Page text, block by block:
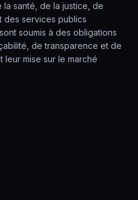
santé, de la justice, de
services publics
soumis à des obligations
de transparence et de
leur mise sur le marché